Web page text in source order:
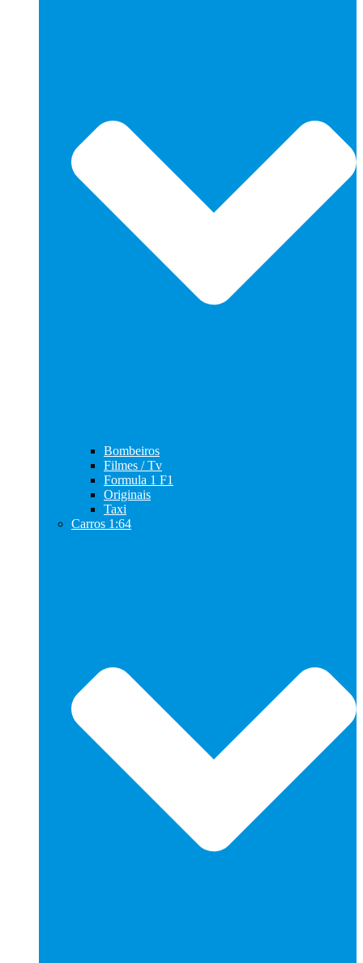
Bombeiros
Filmes / Tv
Formula 1 F1
Originais
Taxi
Carros 1:64